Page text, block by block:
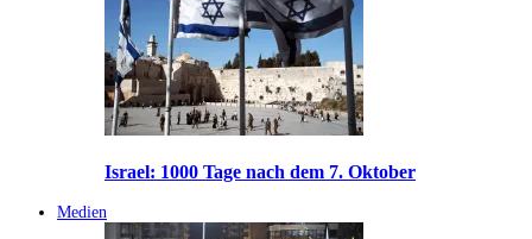
Israel: 1000 Tage nach dem 7. Oktober
Medien